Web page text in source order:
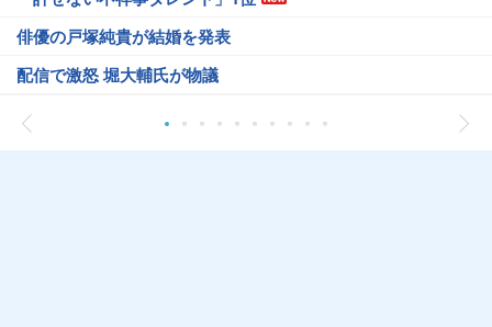
俳優の戸塚純貴が結婚を発表
配信で激怒 堀大輔氏が物議